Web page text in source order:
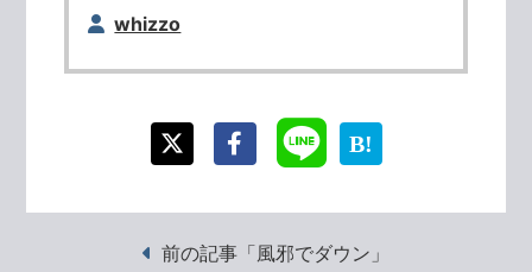
whizzo
前の記事「風邪でダウン」